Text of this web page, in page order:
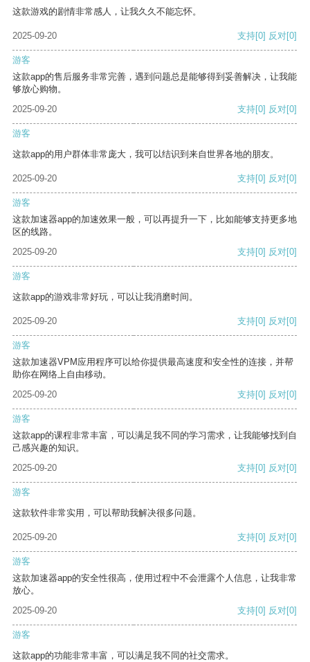
这款游戏的剧情非常感人，让我久久不能忘怀。
2025-09-20 支持[0] 反对[0]
游客
这款app的售后服务非常完善，遇到问题总是能够得到妥善解决，让我能
够放心购物。
2025-09-20
支持[0] 反对[0]
游客
这款app的用户群体非常庞大，我可以结识到来自世界各地的朋友。
2025-09-20 支持[0] 反对[0]
游客
这款加速器app的加速效果一般，可以再提升一下，比如能够支持更多地
区的线路。
2025-09-20
支持[0] 反对[0]
游客
这款app的游戏非常好玩，可以让我消磨时间。
2025-09-20 支持[0] 反对[0]
游客
这款加速器VPM应用程序可以给你提供最高速度和安全性的连接，并帮
助你在网络上自由移动。
2025-09-20
支持[0] 反对[0]
游客
这款app的课程非常丰富，可以满足我不同的学习需求，让我能够找到自
己感兴趣的知识。
2025-09-20
支持[0] 反对[0]
游客
这款软件非常实用，可以帮助我解决很多问题。
2025-09-20 支持[0] 反对[0]
游客
这款加速器app的安全性很高，使用过程中不会泄露个人信息，让我非常
放心。
2025-09-20
支持[0] 反对[0]
游客
这款app的功能非常丰富，可以满足我不同的社交需求。